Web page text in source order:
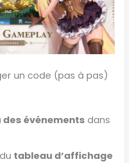
un code (pas à pas)
des événements dans
tableau d’affichage